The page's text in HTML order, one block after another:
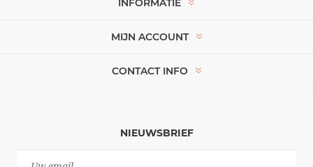
INFORMATIE
MIJN ACCOUNT
CONTACT INFO
NIEUWSBRIEF